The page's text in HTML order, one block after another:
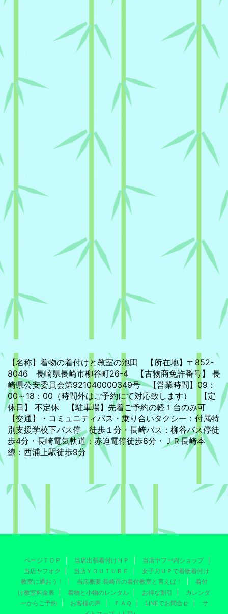
【名称】着物の着付けと教室の池田 【所在地】〒852-
8046 長崎県長崎市柳谷町26-4 【古物商免許番号】 長
崎県公安委員会第921040000349号 【営業時間】09：
00～18：00（時間外はご予約にて対応致します） 【定
休日】 不定休 【駐車場】先着ご予約の軽１台のみ可
【交通】・コミュニティバス・乗り合いタクシー：付属特
別支援学校下バス停 徒歩１分・長崎バス：柳谷バス停徒
歩4分・長崎電気軌道：赤迫電停徒歩8分・ＪＲ長崎本
線：西浦上駅徒歩9分
ページＴＯＰ 当店出張着付けＨＰ
当店ヤフー内ショップ
当店ヤフオク
当店ＹＯＵＴＵＢＥ
女子力ＵＰで着物着付け
教室に通おう！
当店概要:長崎市の着付教室と言えば！
着付
け教室料金表
着物と小物のレンタル お得な割引
カレンダ
ーからご予約
お客様の声 ＦＡＱ LINEでお問合せ
サ